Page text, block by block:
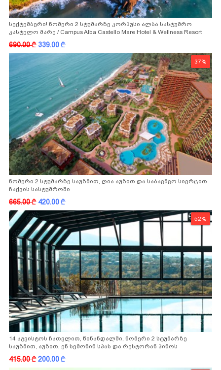
სექტემბერი! ნომერი 2 სტუმარზე კორპუსი ალბა სასტუმრო
კასტელო მარე / Campus Alba Castello Mare Hotel & Wellness Resort
-სგან!
690.00k 339.00k
37%
ნომერი 2 სტუმარზე საუზმით, ღია აუზით და საბავშვო სივრცით
ჩაქვის სასტუმროში
665.00k 420.00k
52%
14 აგვისტოს ჩათვლით, წინანდალში, ნომერი 2 სტუმარზე
საუზმით, აუზით, ენ სემონინ სპას და რესტორან პინოს
ფასდაკლებით
415.00k200.00k